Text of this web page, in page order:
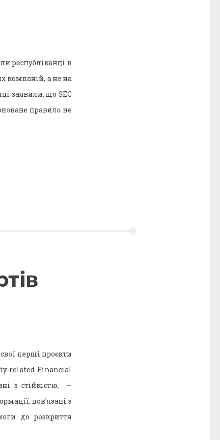
республіканці в
компаній, а не на
заявили, що SEC
правило не
перші проєкти
related Financial
з стійкістю, —
пов’язані з
до розкриття